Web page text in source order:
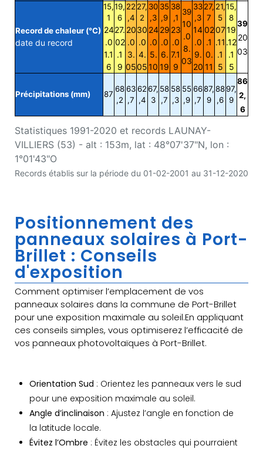
Statistiques 1991-2020 et records LAUNAY-
VILLIERS (53) - alt : 153m, lat : 48°07'37"N, lon :
1°01'43"O
Records établis sur la période du 01-02-2001 au 31-12-2020
Record de chaleur (°C)
date du record
15,
1
24
.0
1.1
6
19,
6
27.
02
.1
9
22
,4
20
.0
3.
05
27,
2
30
.0
4.
05
30
,3
24
.0
5.
10
35
,9
29
.0
6.
19
38
,1
23
.0
7.1
9
39
10
.0
8.
03
33
,3
14
.0
9.
20
27,
7
02
.1
0.
11
21,
5
07
.11
.1
5
15,
8
19
.12
.1
5
39
20
03
Précipitations (mm) 87
68
,2
63
,7
62
,4
67,
3
58
,7
58
,3
55
,9
66
,7
87,
9
88
,6
97,
9
86
2,
6
Positionnement des
panneaux solaires à Port-
Brillet : Conseils
d'exposition
Comment optimiser l’emplacement de vos
panneaux solaires dans la commune de Port-Brillet
pour une exposition maximale au soleil.En appliquant
ces conseils simples, vous optimiserez l’efficacité de
vos panneaux photovoltaïques à Port-Brillet.
Orientation Sud : Orientez les panneaux vers le sud
pour une exposition maximale au soleil.
Angle d’inclinaison : Ajustez l’angle en fonction de
la latitude locale.
Évitez l’Ombre : Évitez les obstacles qui pourraient